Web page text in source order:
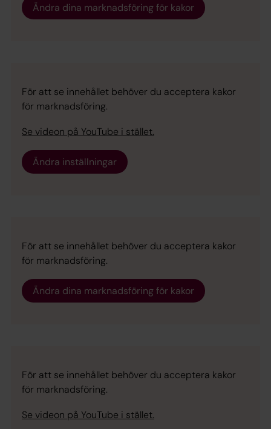
Ändra dina marknadsföring för kakor
För att se innehållet behöver du acceptera kakor
för marknadsföring.
Se videon på YouTube i stället.
Ändra inställningar
För att se innehållet behöver du acceptera kakor
för marknadsföring.
Ändra dina marknadsföring för kakor
För att se innehållet behöver du acceptera kakor
för marknadsföring.
Se videon på YouTube i stället.